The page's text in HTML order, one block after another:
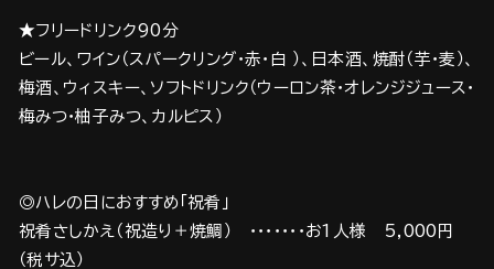
★フリードリンク90分
ビール、ワイン（スパークリング・赤・白 ）、日本酒、焼酎（芋・麦）、
梅酒、ウィスキー、ソフトドリンク（ウーロン茶・オレンジジュース・
梅みつ・柚子みつ、カルピス）
◎ハレの日におすすめ「祝肴」
祝肴さしかえ（祝造り＋焼鯛） ・・・・・・・お1人様 5,000円
（税サ込）